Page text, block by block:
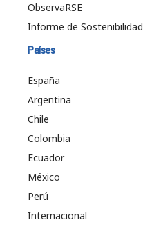
ObservaRSE
Informe de Sostenibilidad
Países
España
Argentina
Chile
Colombia
Ecuador
México
Perú
Internacional